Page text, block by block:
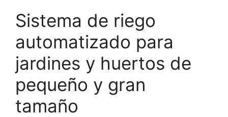
Sistema de riego
automatizado para
jardines y huertos de
pequeño y gran
tamaño